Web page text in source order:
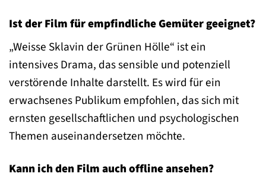
Ist der Film für empfindliche Gemüter geeignet?
„Weisse Sklavin der Grünen Hölle“ ist ein
intensives Drama, das sensible und potenziell
verstörende Inhalte darstellt. Es wird für ein
erwachsenes Publikum empfohlen, das sich mit
ernsten gesellschaftlichen und psychologischen
Themen auseinandersetzen möchte.
Kann ich den Film auch offline ansehen?